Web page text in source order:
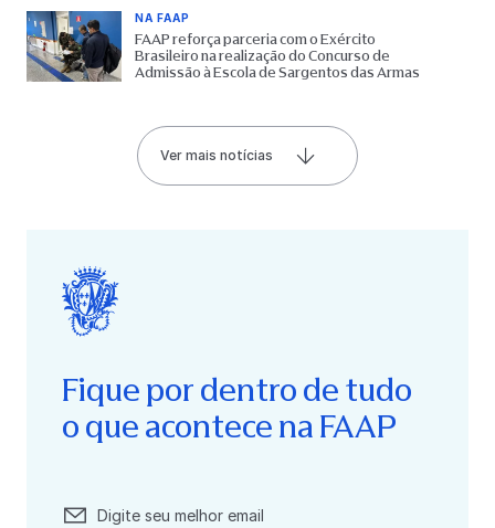
NA FAAP
FAAP reforça parceria com o Exército
Brasileiro na realização do Concurso de
Admissão à Escola de Sargentos das Armas
Ver mais notícias
Fique por dentro de tudo
o que acontece na FAAP